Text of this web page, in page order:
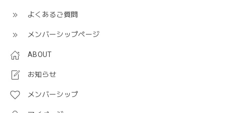
よくあるご質問
メンバーシップページ
ABOUT
お知らせ
メンバーシップ